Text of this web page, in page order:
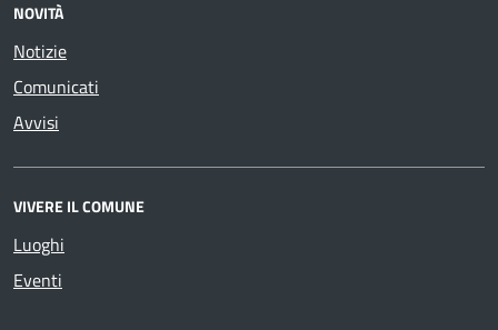
NOVITÀ
Notizie
Comunicati
Avvisi
VIVERE IL COMUNE
Luoghi
Eventi